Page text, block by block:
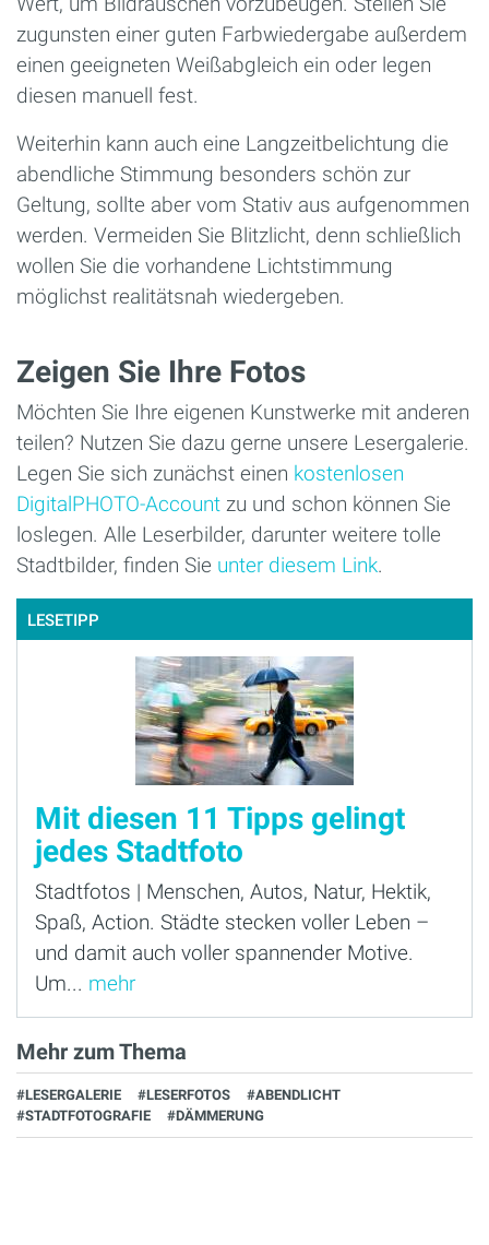
zugunsten einer guten Farbwiedergabe außerdem
einen geeigneten Weißabgleich ein oder legen
diesen manuell fest.
Weiterhin kann auch eine Langzeitbelichtung die
abendliche Stimmung besonders schön zur
Geltung, sollte aber vom Stativ aus aufgenommen
werden. Vermeiden Sie Blitzlicht, denn schließlich
wollen Sie die vorhandene Lichtstimmung
möglichst realitätsnah wiedergeben.
Zeigen Sie Ihre Fotos
Möchten Sie Ihre eigenen Kunstwerke mit anderen
teilen? Nutzen Sie dazu gerne unsere Lesergalerie.
Legen Sie sich zunächst einen kostenlosen
DigitalPHOTO-Account zu und schon können Sie
loslegen. Alle Leserbilder, darunter weitere tolle
Stadtbilder, finden Sie unter diesem Link.
LESETIPP
Mit diesen 11 Tipps gelingt
jedes Stadtfoto
Stadtfotos | Menschen, Autos, Natur, Hektik,
Spaß, Action. Städte stecken voller Leben –
und damit auch voller spannender Motive.
Um... mehr
Mehr zum Thema
#LESERGALERIE #LESERFOTOS
#ABENDLICHT
#STADTFOTOGRAFIE
#DÄMMERUNG